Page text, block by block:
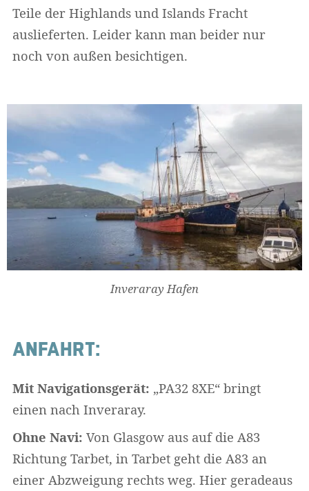
Teile der Highlands und Islands Fracht
auslieferten. Leider kann man beider nur
noch von außen besichtigen.
Inveraray Hafen
ANFAHRT:
Mit Navigationsgerät: „PA32 8XE“ bringt
einen nach Inveraray.
Ohne Navi: Von Glasgow aus auf die A83
Richtung Tarbet, in Tarbet geht die A83 an
einer Abzweigung rechts weg. Hier geradeaus